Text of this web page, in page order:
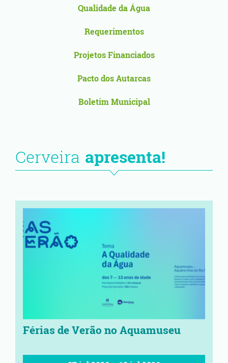
Qualidade da Água
Requerimentos
Projetos Financiados
Pacto dos Autarcas
Boletim Municipal
Cerveira apresenta!
Férias de Verão no Aquamuseu